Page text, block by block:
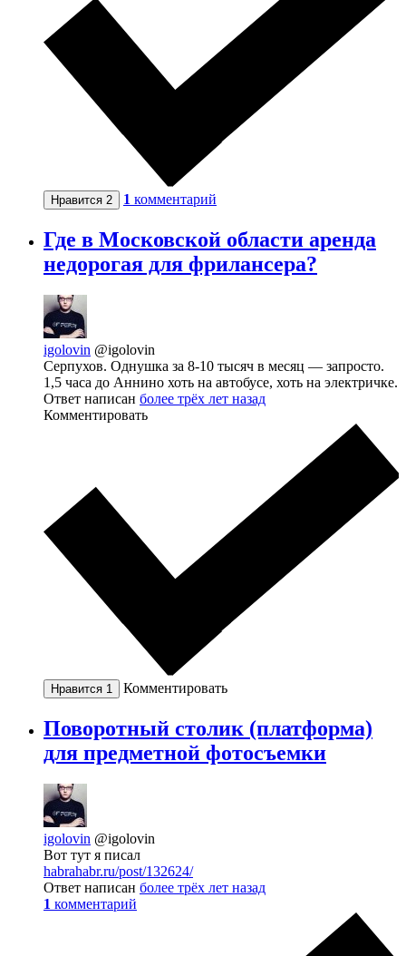
Нравится 2 1 комментарий
Где в Московской области аренда
недорогая для фрилансера?
igolovin @igolovin
Серпухов. Однушка за 8-10 тысяч в месяц — запросто.
1,5 часа до Аннино хоть на автобусе, хоть на электричке.
Ответ написан более трёх лет назад
Комментировать
Нравится 1 Комментировать
Поворотный столик (платформа)
для предметной фотосъемки
igolovin @igolovin
Вот тут я писал
habrahabr.ru/post/132624/
Ответ написан более трёх лет назад
1 комментарий